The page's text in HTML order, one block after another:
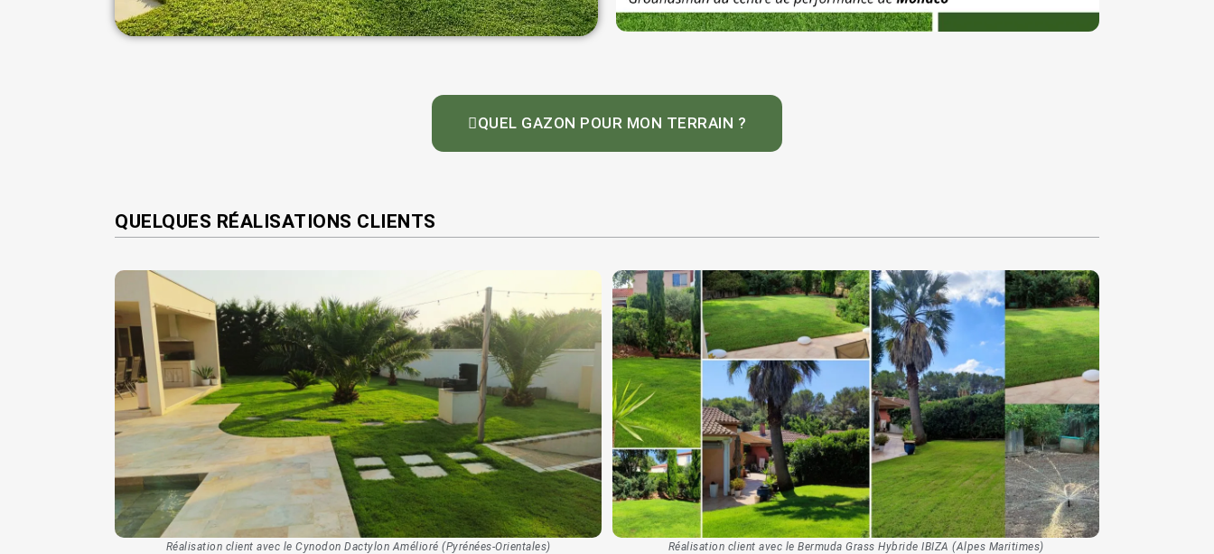
QUEL GAZON POUR MON TERRAIN ?
QUELQUES RÉALISATIONS CLIENTS
Réalisation client avec le Cynodon Dactylon Amélioré (Pyrénées-Orientales) Réalisation client avec le Bermuda Grass Hybride IBIZA (Alpes Maritimes)